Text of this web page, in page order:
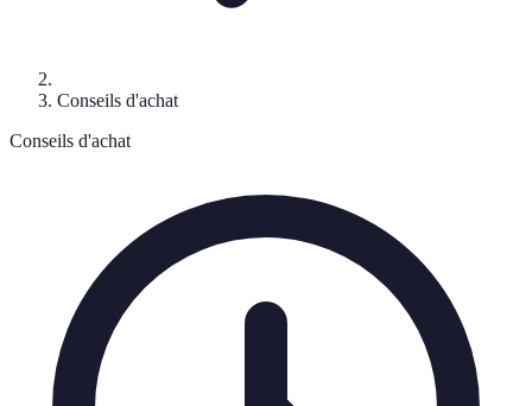
Conseils d'achat
Conseils d'achat